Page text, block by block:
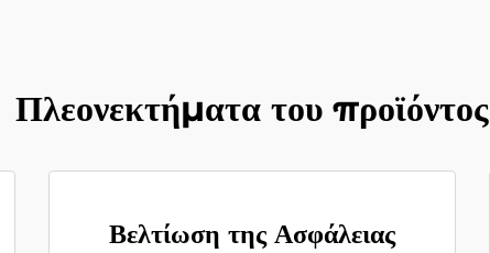
Πλεονεκτήματα του προϊόντος
Βελτίωση της Ασφάλειας